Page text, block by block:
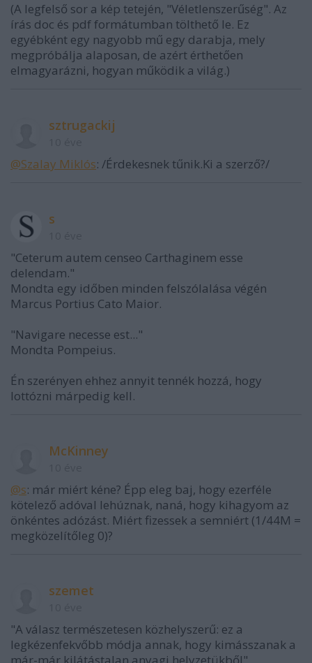
(A legfelső sor a kép tetején, "Véletlenszerűség". Az
írás doc és pdf formátumban tölthető le. Ez
egyébként egy nagyobb mű egy darabja, mely
megpróbálja alaposan, de azért érthetően
elmagyarázni, hogyan működik a világ.)
sztrugackij
@Szalay Miklós: /Érdekesnek tűnik.Ki a szerző?/
s
"Ceterum autem censeo Carthaginem esse
delendam."
Mondta egy időben minden felszólalása végén
Marcus Portius Cato Maior.
"Navigare necesse est..."
Mondta Pompeius.
Én szerényen ehhez annyit tennék hozzá, hogy
lottózni márpedig kell.
McKinney
@s: már miért kéne? Épp eleg baj, hogy ezerféle
kötelező adóval lehúznak, naná, hogy kihagyom az
önkéntes adózást. Miért fizessek a semniért (1/44M =
megközelítőleg 0)?
szemet
"A válasz természetesen közhelyszerű: ez a
legkézenfekvőbb módja annak, hogy kimásszanak a